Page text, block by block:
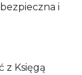
i
z Księgą